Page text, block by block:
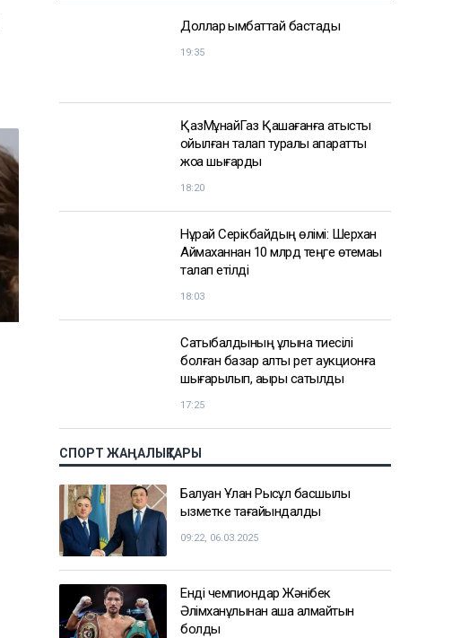
Доллар қымбаттай бастады
19:35
ҚазМұнайГаз Қашағанға қатысты
қойылған талап туралы ақпаратты
жоққа шығарды
18:20
Нұрай Серікбайдың өлімі: Шерхан
Аймаханнан 10 млрд теңге өтемақы
талап етілді
18:03
Сатыбалдының ұлына тиесілі
болған базар алты рет аукционға
шығарылып, ақыры сатылды
17:25
СПОРТ ЖАҢАЛЫҚТАРЫ
Балуан Ұлан Рысқұл басшылық
қызметке тағайындалды
09:22, 06.03.2025
Енді чемпиондар Жәнібек
Әлімханұлынан қаша алмайтын
болды